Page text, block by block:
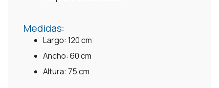
Medidas:
Largo: 120 cm
Ancho: 60 cm
Altura: 75 cm